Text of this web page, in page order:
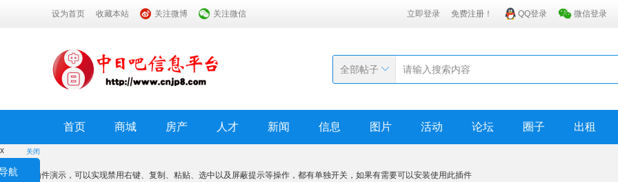
设为首页 收藏本站 关注微博 关注微信 立即登录 免费注册！ QQ登录 微信登录
全部帖子
首页 商城 房产 人才 新闻 信息 图片 活动 论坛 圈子 出租
关闭
航
x
本功能为插件演示，可以实现禁用右键、复制、粘贴、选中以及屏蔽提示等操作，都有单独开关，如果有需要可以安装使用此插件